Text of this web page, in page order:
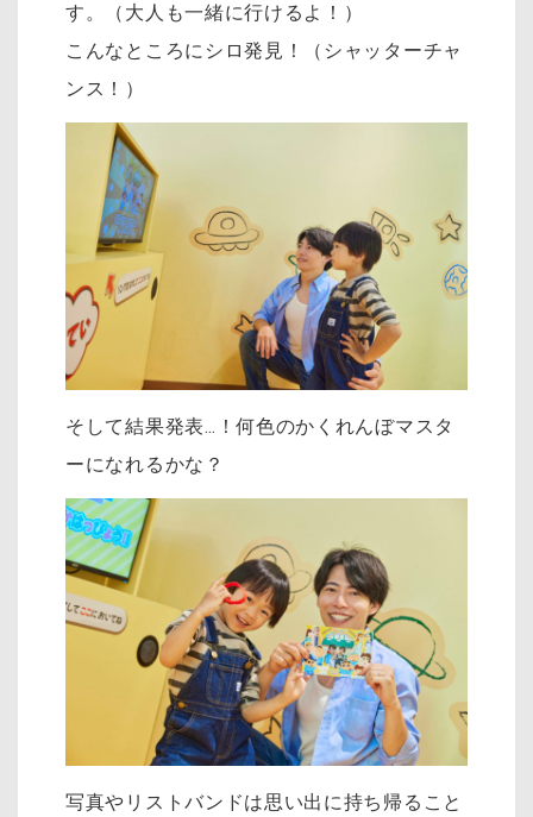
す。（大人も一緒に行けるよ！）
こんなところにシロ発見！（シャッターチャ
ンス！）
そして結果発表…！何色のかくれんぼマスタ
ーになれるかな？
写真やリストバンドは思い出に持ち帰ること